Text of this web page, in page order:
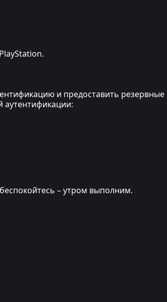
и предоставить
аутентификации:
– утром выполним.